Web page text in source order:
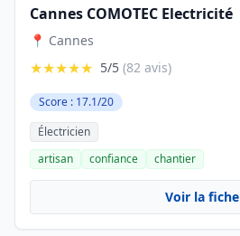
Cannes COMOTEC Electricité
📍 Cannes
★★★★★ 5/5 (82 avis)
Score : 17.1/20
Électricien
artisan
confiance chantier
Voir la fiche